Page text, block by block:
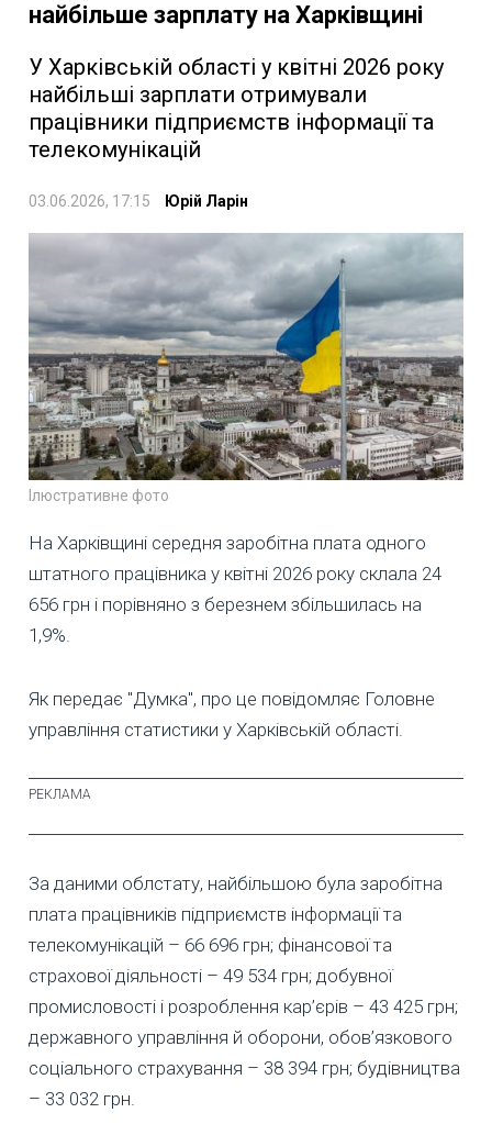
найбільше зарплату на Харківщині
У Харківській області у квітні 2026 року
найбільші зарплати отримували
працівники підприємств інформації та
телекомунікацій
03.06.2026, 17:15 Юрій Ларін
Ілюстративне фото
На Харківщині середня заробітна плата одного
штатного працівника у квітні 2026 року склала 24
656 грн і порівняно з березнем збільшилась на
1,9%.
Як передає "Думка", про це повідомляє Головне
управління статистики у Харківській області.
За даними облстату, найбільшою була заробітна
плата працівників підприємств інформації та
телекомунікацій – 66 696 грн; фінансової та
страхової діяльності – 49 534 грн; добувної
промисловості і розроблення кар’єрів – 43 425 грн;
державного управління й оборони, обов’язкового
соціального страхування – 38 394 грн; будівництва
– 33 032 грн.